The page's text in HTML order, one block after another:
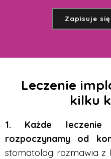
Leczenie
kilku
1. Każde
rozpoczynamy od
stomatolog rozmawia